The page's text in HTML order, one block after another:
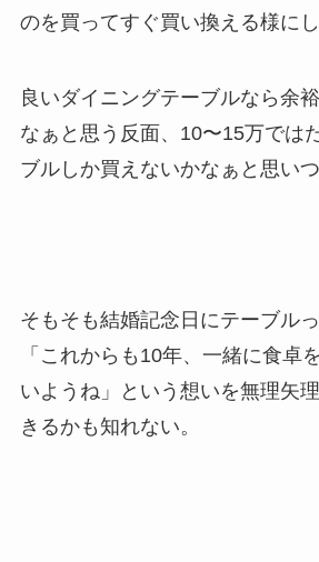
のを買ってすぐ買い換える様にし
良いダイニングテーブルなら余
なぁと思う反面、10〜15万では
ブルしか買えないかなぁと思いつ
そもそも結婚記念日にテーブル
「これからも10年、一緒に食卓
いようね」という想いを無理矢
きるかも知れない。